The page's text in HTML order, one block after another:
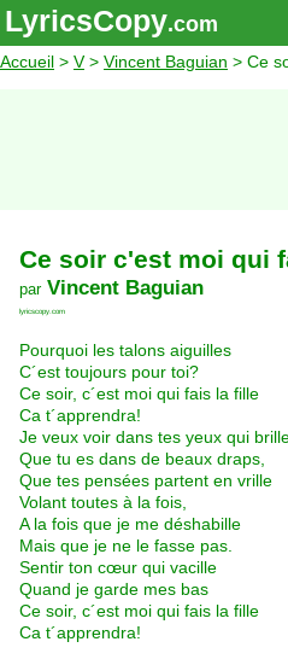
LyricsCopy.com
Accueil > V> Vincent Baguian > Ce
Ce soir c'est moi qui
par Vincent Baguian
lyricscopy.com
Pourquoi les talons aiguilles
C´est toujours pour toi?
Ce soir, c´est moi qui fais la fille
Ca t´apprendra!
Je veux voir dans tes yeux qui
Que tu es dans de beaux draps,
Que tes pensées partent en vrille
Volant toutes à la fois,
A la fois que je me déshabille
Mais que je ne le fasse pas.
Sentir ton cœur qui vacille
Quand je garde mes bas
Ce soir, c´est moi qui fais la fille
Ca t´apprendra!